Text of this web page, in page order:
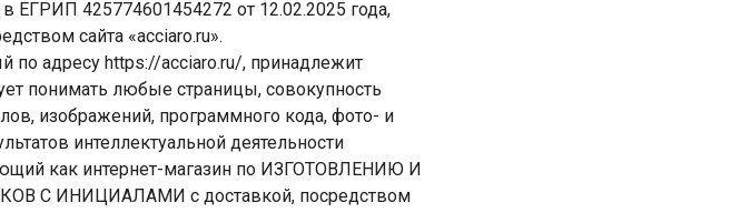
ЕГРИП 425774601454272 от 12.02.2025 года,
сайта «acciaro.ru».
по адресу https://acciaro.ru/, принадлежит
понимать любые страницы, совокупность
изображений, программного кода, фото- и
интеллектуальной деятельности
как интернет-магазин по ИЗГОТОВЛЕНИЮ И
С ИНИЦИАЛАМИ с доставкой, посредством